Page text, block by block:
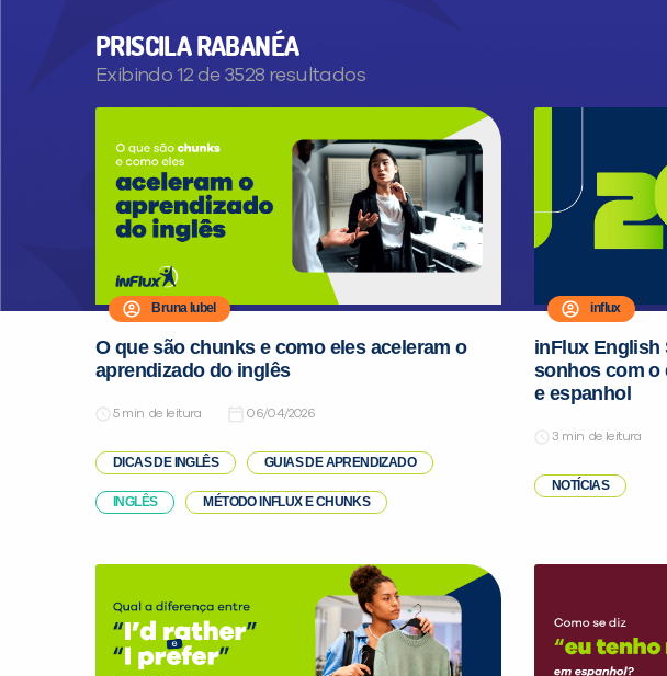
PRISCILA RABANÉA
Exibindo 12 de 3528 resultados
Bruna Iubel
O que são chunks e como eles aceleram o
aprendizado do inglês
de leitura 06/04/2026
DICAS DE INGLÊS GUIAS DE APRENDIZADO
INGLÊS MÉTODO INFLUX E CHUNKS
influx
inFlux English
sonhos com o
e espanhol
de leitura
NOTÍCIAS